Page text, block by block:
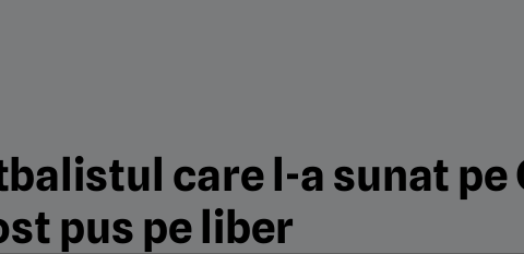
care l-a sunat pe
pus pe liber